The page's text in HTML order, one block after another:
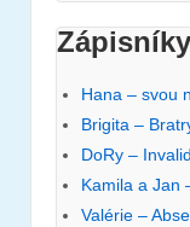
Hana – svou
Brigita –
DoRy –
Kamila a Jan
Valérie –